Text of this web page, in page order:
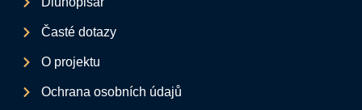
Časté dotazy
O projektu
Ochrana osobních údajů